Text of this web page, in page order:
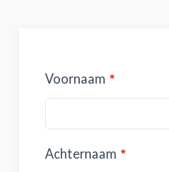
Voornaam
Achternaam